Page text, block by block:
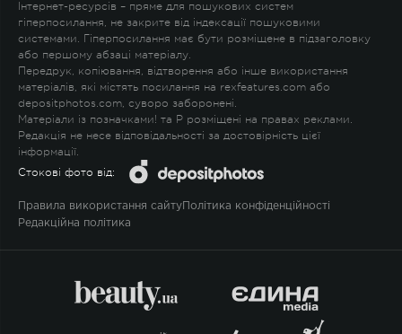
Інтернет-ресурсів – пряме для пошукових систем
гіперпосилання, не закрите від індексації пошуковими
системами. Гіперпосилання має бути розміщене в підзаголовку
або першому абзаці матеріалу.
Передрук, копіювання, відтворення або інше використання
матеріалів, які містять посилання на rexfeatures.com або
depositphotos.com, суворо заборонені.
Матеріали із позначками! та P розміщені на правах реклами.
Редакція не несе відповідальності за достовірність цієї
інформації.
Стокові фото від:
Правила використання сайту Політика конфіденційності
Редакційна політика